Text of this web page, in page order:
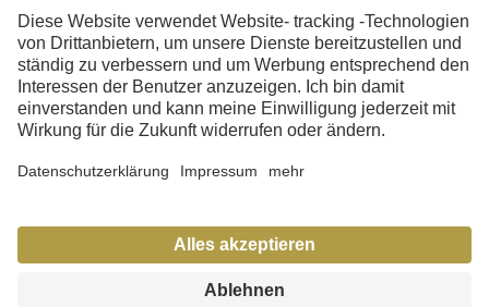
ihr Humor oft so schwarz wie die Zahlen in
einem Roulettekessel. Doch auch wenn sie
das Zocken lieben, so drücken Lukas und
Steffi natürlich immer ihre Daumen für die
Kandidaten. Das sympathische Duo macht
die Show zum elektrisierenden
Entertainment-Highlight.